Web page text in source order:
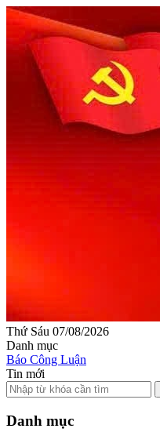
Thứ Sáu 07/08/2026
Danh mục
Báo Công Luận
Tin mới
Danh mục